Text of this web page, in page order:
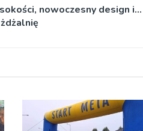
nowoczesny design i…